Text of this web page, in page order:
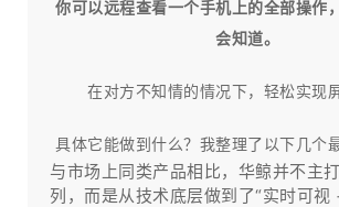
你可以远程查看一个手机上的全部操作
会知道。
在对方不知情的情况下，轻松实现
具体它能做到什么？我整理了以下几个
与市场上同类产品相比，华鲸并不主
列，而是从技术底层做到了“实时可